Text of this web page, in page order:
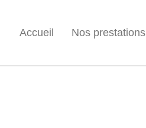
Accueil Nos prestations